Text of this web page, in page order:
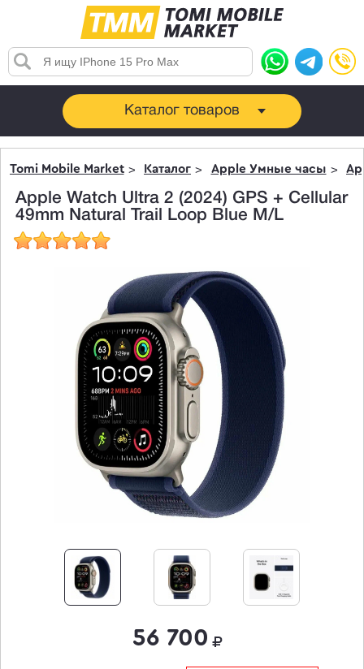
Каталог товаров
Tomi Mobile Market Каталог Apple Умные часы
Apple Watch Ultra 2 (2024) GPS + Cellular
49mm Natural Trail Loop Blue M/L
56 700